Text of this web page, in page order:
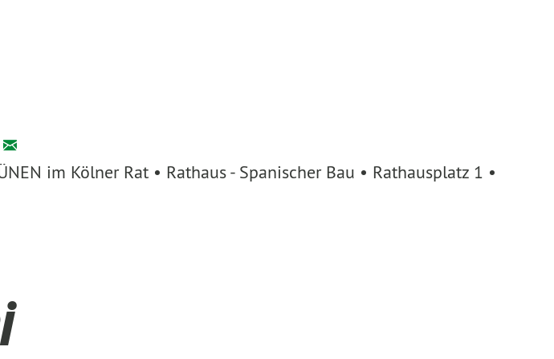
im Kölner Rat • Rathaus - Spanischer Bau • Rathausplatz 1 •